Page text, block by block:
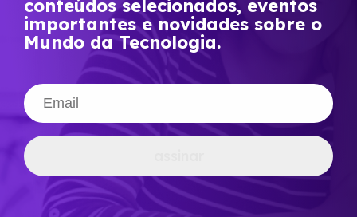
conteúdos selecionados, eventos
importantes e novidades sobre o
Mundo da Tecnologia.